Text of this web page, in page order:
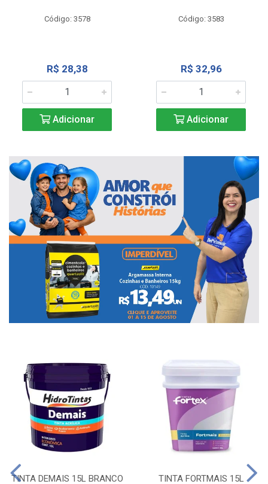
Código: 3578
R$ 28,38
Adicionar
Código: 3583
R$ 32,96
Adicionar
TINTA DEMAIS 15L BRANCO TINTA FORTMAIS 15L